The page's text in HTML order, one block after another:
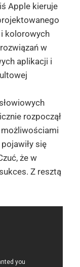
Apple kieruje
kolorowych
w
aplikacji i
rozpoczął
możliwościami
się
że w
Z resztą